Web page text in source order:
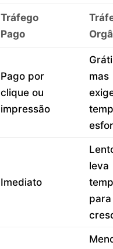
Tráfego
Pago
Pago por
clique ou
impressão
mas
Imediato
leva
para